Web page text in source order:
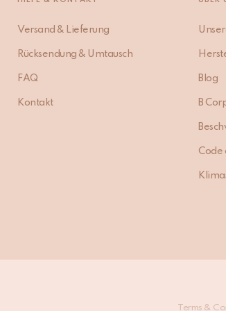
Versand & Lieferung
Rücksendung & Umtausch
FAQ
Kontakt
Blog
B
Code
Terms &